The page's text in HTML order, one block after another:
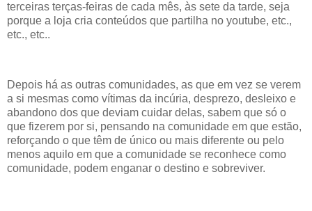
terceiras terças-feiras de cada mês, às sete da tarde, seja
porque a loja cria conteúdos que partilha no youtube, etc.,
etc., etc..
Depois há as outras comunidades, as que em vez se verem
a si mesmas como vítimas da incúria, desprezo, desleixo e
abandono dos que deviam cuidar delas, sabem que só o
que fizerem por si, pensando na comunidade em que estão,
reforçando o que têm de único ou mais diferente ou pelo
menos aquilo em que a comunidade se reconhece como
comunidade, podem enganar o destino e sobreviver.